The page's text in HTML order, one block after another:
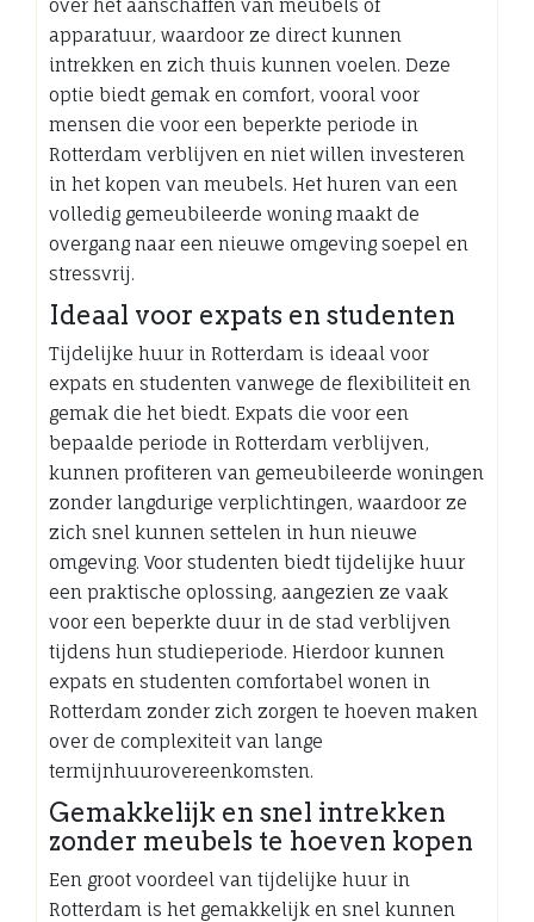
over het aanschaffen van meubels of
apparatuur, waardoor ze direct kunnen
intrekken en zich thuis kunnen voelen. Deze
optie biedt gemak en comfort, vooral voor
mensen die voor een beperkte periode in
Rotterdam verblijven en niet willen investeren
in het kopen van meubels. Het huren van een
volledig gemeubileerde woning maakt de
overgang naar een nieuwe omgeving soepel en
stressvrij.
Ideaal voor expats en studenten
Tijdelijke huur in Rotterdam is ideaal voor
expats en studenten vanwege de flexibiliteit en
gemak die het biedt. Expats die voor een
bepaalde periode in Rotterdam verblijven,
kunnen profiteren van gemeubileerde woningen
zonder langdurige verplichtingen, waardoor ze
zich snel kunnen settelen in hun nieuwe
omgeving. Voor studenten biedt tijdelijke huur
een praktische oplossing, aangezien ze vaak
voor een beperkte duur in de stad verblijven
tijdens hun studieperiode. Hierdoor kunnen
expats en studenten comfortabel wonen in
Rotterdam zonder zich zorgen te hoeven maken
over de complexiteit van lange
termijnhuurovereenkomsten.
Gemakkelijk en snel intrekken
zonder meubels te hoeven kopen
Een groot voordeel van tijdelijke huur in
Rotterdam is het gemakkelijk en snel kunnen